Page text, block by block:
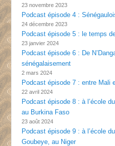
23 novembre 2023
Podcast épisode 4 :
24 décembre 2023
Podcast épisode 5 : le temps
23 janvier 2024
Podcast épisode 6 : De
sénégalaisement
2 mars 2024
Podcast épisode 7 : entre Mali
22 avril 2024
Podcast épisode 8 : à l’école
au Burkina Faso
23 août 2024
Podcast épisode 9 : à l’école
Goubeye, au Niger